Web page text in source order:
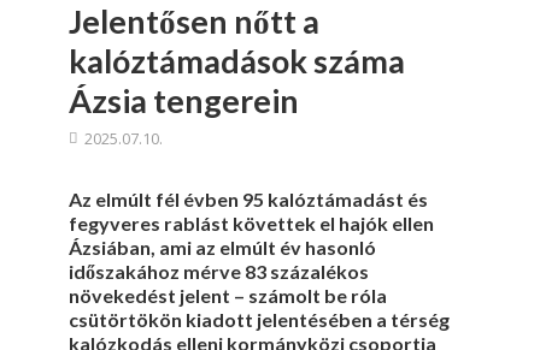
Jelentősen nőtt a
kalóztámadások száma
Ázsia tengerein
2025.07.10.
Az elmúlt fél évben 95 kalóztámadást és
fegyveres rablást követtek el hajók ellen
Ázsiában, ami az elmúlt év hasonló
időszakához mérve 83 százalékos
növekedést jelent – számolt be róla
csütörtökön kiadott jelentésében a térség
kalózkodás elleni kormányközi csoportja